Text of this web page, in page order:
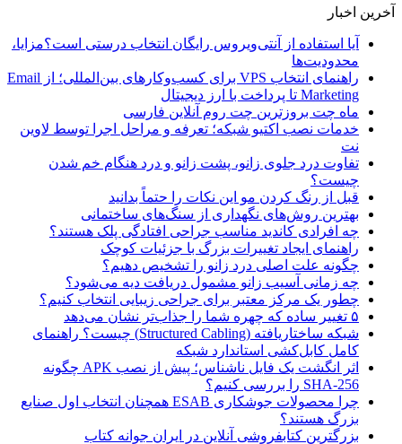
آخرین اخبار
آیا استفاده از آنتی‌ویروس رایگان انتخاب درستی است؟مزایا،
محدودیت‌ها
راهنمای انتخاب VPS برای کسب‌وکارهای بین‌المللی؛ از Email
Marketing تا پرداخت با ارز دیجیتال
ماه چت بروزترین چت روم آنلاین فارسی
خدمات نصب اکتیو شبکه؛ تعرفه و مراحل اجرا توسط لاوین
نت
تفاوت درد جلوی زانو، پشت زانو و درد هنگام خم شدن
چیست؟
قبل از رنگ کردن مو این نکات را حتماً بدانید
بهترین روش‌های نگهداری از سنگ‌های ساختمانی
چه افرادی کاندید مناسب جراحی افتادگی پلک هستند؟
راهنمای ایجاد تغییرات بزرگ با جزئیات کوچک
چگونه علت اصلی درد زانو را تشخیص دهیم؟
چه زمانی آسیب زانو مشمول دریافت دیه می‌شود؟
چطور یک مرکز معتبر برای جراحی زیبایی انتخاب کنیم؟
۵ تغییر ساده که چهره شما را جذاب‌تر نشان می‌دهد
شبکه ساختاریافته (Structured Cabling) چیست؟ راهنمای
کامل کابل‌کشی استاندارد شبکه
اثر انگشت یک فایل ناشناس؛ پیش از نصب APK چگونه
SHA-256 را بررسی کنیم؟
چرا محصولات جوشکاری ESAB همچنان انتخاب اول صنایع
بزرگ هستند؟
بزرگترین کتابفروشی آنلاین در ایران جوانه کتاب